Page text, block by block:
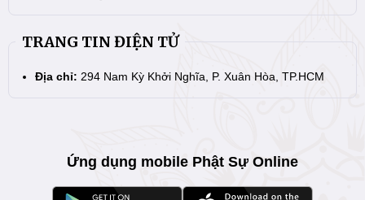
TRANG TIN ĐIỆN TỬ
Địa chỉ: 294 Nam Kỳ Khởi Nghĩa, P. Xuân Hòa, TP.HCM
Ứng dụng mobile Phật Sự Online